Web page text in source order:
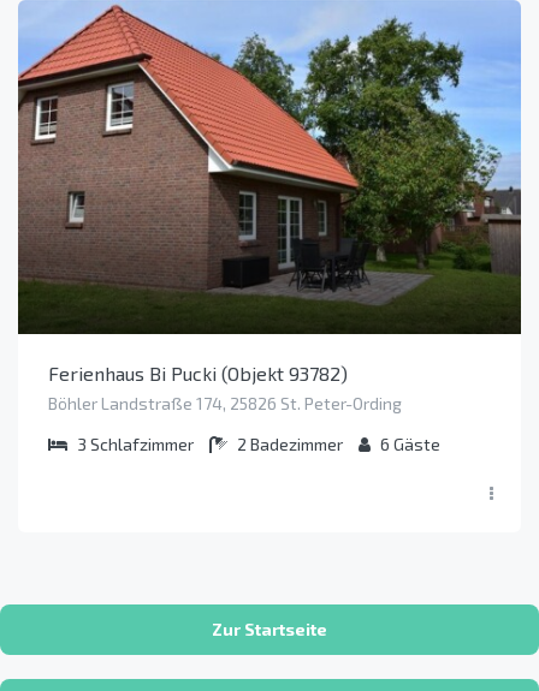
Ferienhaus Bi Pucki (Objekt 93782)
Böhler Landstraße 174, 25826 St. Peter-Ording
3 Schlafzimmer 2 Badezimmer 6 Gäste
Zur Startseite